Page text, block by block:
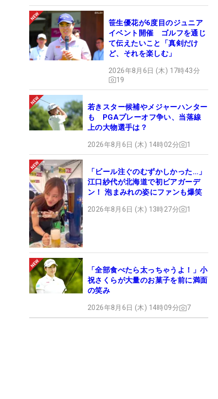
笹生優花が6度目のジュニア
イベント開催 ゴルフを通じ
て伝えたいこと「真剣だけ
ど、それを楽しむ」
2026年8月6日 (木) 17時43分
19
若きスター候補やメジャーハンター
も PGAプレーオフ争い、当落線
上の大物選手は？
2026年8月6日 (木) 14時02分 1
「ビール注ぐのむずかしかった…」
江口紗代が北海道で初ビアガーデ
ン！ 泡まみれの姿にファンも爆笑
2026年8月6日 (木) 13時27分 1
「全部食べたら太っちゃうよ！」小
祝さくらが大量のお菓子を前に満面
の笑み
2026年8月6日 (木) 14時09分 7